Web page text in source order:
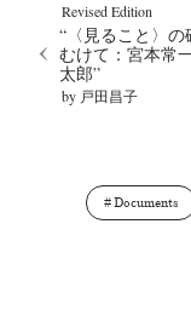
Revised Edition
“〈見ること〉の
むけて：宮本常
太郎”
by 戸田昌子
Documents